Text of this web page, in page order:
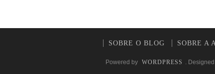
SOBRE O BLOG SOBRE A
Powered by WORDPRESS .